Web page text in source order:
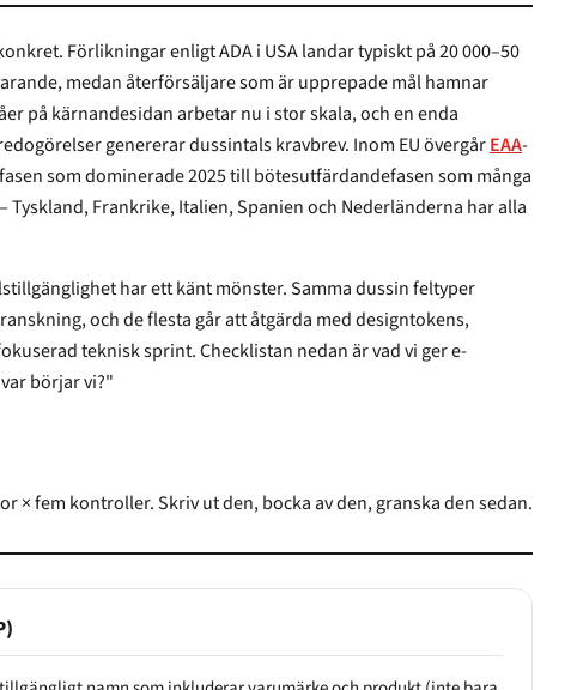
Förlikningar enligt ADA i USA landar typiskt på 20 000–50
återförsäljare som är upprepade mål hamnar
arbetar nu i stor skala, och en enda
skrapning av tillgänglighetsredogörelser genererar dussintals kravbrev. Inom EU övergårEAA-
Frankrike, Italien, Spanien och Nederländerna har alla
har ett känt mönster. Samma dussin feltyper
och de flesta går att åtgärda med designtokens,
teknisk sprint. Checklistan nedan är vad vi ger e-
börjar vi?"
× fem kontroller. Skriv ut den, bocka av den, granska den sedan.